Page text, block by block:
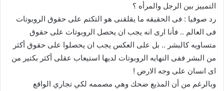
التمييز بين الرجل والمرأه ؟
رد صوفيا : فى الحقيقه ما يقلقنى هو التكتم على حقوق الروبوتات
فى العالم .. فأنا ارى انه يجب ان يحصل الروبوتات على حقوق
متساويه كالبشر .. بل على العكس يجب ان يحصلوا على حقوق أكثر
من البشر ففى النهايه الروبوتات لديها استيعاب عقلى أكثر بكتير من
اى انسان على وجه الارض !
وبالرغم من أن المذيع ضحك وهي مصممه لكي تجاري الواقع